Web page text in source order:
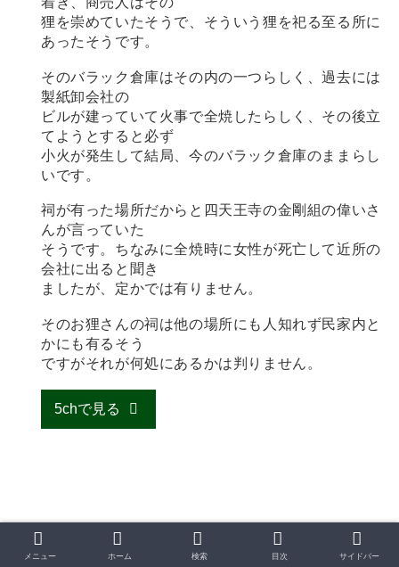
狸を崇めていたそうで、そういう狸を祀る至る所に
あったそうです。
そのバラック倉庫はその内の一つらしく、過去には
製紙卸会社の
ビルが建っていて火事で全焼したらしく、その後立
てようとすると必ず
小火が発生して結局、今のバラック倉庫のままらし
いです。
祠が有った場所だからと四天王寺の金剛組の偉いさ
んが言っていた
そうです。ちなみに全焼時に女性が死亡して近所の
会社に出ると聞き
ましたが、定かでは有りません。
そのお狸さんの祠は他の場所にも人知れず民家内と
かにも有るそう
ですがそれが何処にあるかは判りません。
5chで見る
上町
うえまち
メニュー ホーム 検索 目次 サイドバー